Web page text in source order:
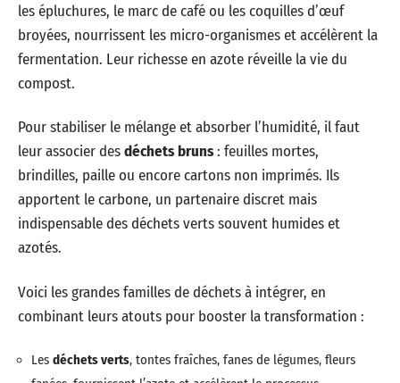
les épluchures, le marc de café ou les coquilles d’œuf
broyées, nourrissent les micro-organismes et accélèrent la
fermentation. Leur richesse en azote réveille la vie du
compost.
Pour stabiliser le mélange et absorber l’humidité, il faut
leur associer desdéchets bruns: feuilles mortes,
brindilles, paille ou encore cartons non imprimés. Ils
apportent le carbone, un partenaire discret mais
indispensable des déchets verts souvent humides et
azotés.
Voici les grandes familles de déchets à intégrer, en
combinant leurs atouts pour booster la transformation :
Les déchets verts, tontes fraîches, fanes de légumes, fleurs